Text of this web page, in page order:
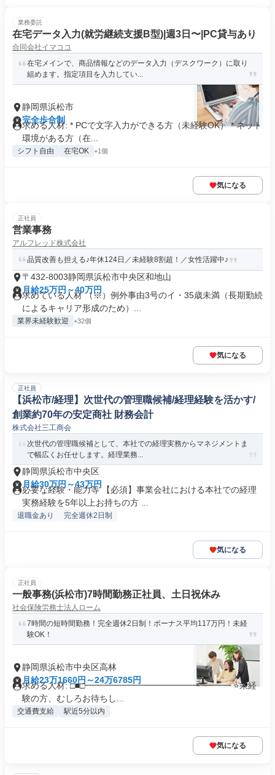
業務委託
在宅データ入力(就労継続支援B型)|週3日〜|PC貸与あり
合同会社イマココ
在宅メインで、商品情報などのデータ入力（デスクワーク）に取り
組めます。指定項目を入力してい...
静岡県浜松市
完全歩合制
求める人材: * PCで文字入力ができる方（未経験OK） * ネット
環境がある方（在...
シフト自由 在宅OK +1個
気になる
正社員
営業事務
アルフレッド株式会社
品質改善も担える♪年休124日／未経験8割超！／女性活躍中♪
〒432-8003静岡県浜松市中央区和地山
月給25万円～40万円
求めている人材 （※）例外事由3号のイ・35歳未満（長期勤続
によるキャリア形成のため）...
業界未経験歓迎 +32個
気になる
正社員
【浜松市/経理】次世代の管理職候補/経理経験を活かす/
創業約70年の安定商社 財務会計
株式会社三工商会
次世代の管理職候補として、本社での経理実務からマネジメントま
で幅広くお任せします。経理業務...
静岡県浜松市中央区
月給30万円～43万円
必要な経験・能力等 【必須】事業会社における本社での経理
実務経験を5年以上お持ちの方 ...
退職金あり 完全週休2日制
気になる
正社員
一般事務(浜松市)7時間勤務正社員、土日祝休み
社会保険労務士法人ローム
7時間の短時間勤務！完全週休2日制！ボーナス平均117万円！未経
験OK！
静岡県浜松市中央区高林
月給23万1660円～24万6785円
求める人材: □■□━━━━━━━━━━━━━━━━━ ⭐未経
験の方、むしろお待ちし...
交通費支給 駅近5分以内
気になる